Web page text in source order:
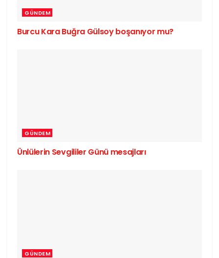
GÜNDEM
Burcu Kara Buğra Gülsoy boşanıyor mu?
GÜNDEM
Ünlülerin Sevgililer Günü mesajları
GÜNDEM